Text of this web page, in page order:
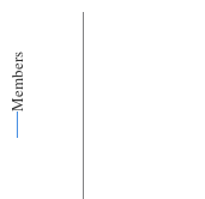
Members